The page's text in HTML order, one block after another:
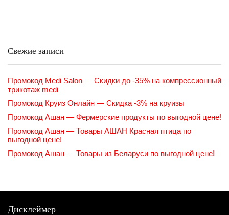
Свежие записи
Промокод Medi Salon — Скидки до -35% на компрессионный
трикотаж medi
Промокод Круиз Онлайн — Скидка -3% на круизы
Промокод Ашан — Фермерские продукты по выгодной цене!
Промокод Ашан — Товары АШАН Красная птица по
выгодной цене!
Промокод Ашан — Товары из Беларуси по выгодной цене!
Дисклеймер